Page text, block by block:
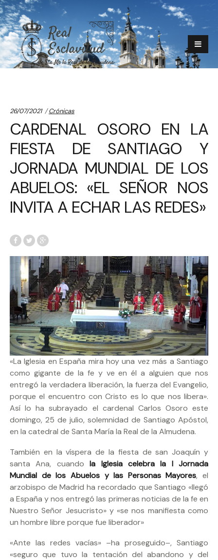
26/07/2021 Categories:
Crónicas
CARDENAL OSORO EN LA
FIESTA DE SANTIAGO Y
JORNADA MUNDIAL DE LOS
ABUELOS: «EL SEÑOR NOS
INVITA A ECHAR LAS REDES»
«La Iglesia en España mira hoy una vez más a Santiago
como gigante de la fe y ve en él a alguien que nos
entregó la verdadera liberación, la fuerza del Evangelio,
porque el encuentro con Cristo es lo que nos libera».
Así lo ha subrayado el cardenal Carlos Osoro este
domingo, 25 de julio, solemnidad de Santiago Apóstol,
en la catedral de Santa María la Real de la Almudena.
También en la víspera de la fiesta de san Joaquín y
santa Ana, cuandola Iglesia celebra la I Jornada
Mundial de los Abuelos y las Personas Mayores, el
arzobispo de Madrid ha recordado que Santiago «llegó
a España y nos entregó las primeras noticias de la fe en
Nuestro Señor Jesucristo» y «se nos manifiesta como
un hombre libre porque fue liberador»
«Ante las redes vacías» –ha proseguido–, Santiago
«seguro que tuvo la tentación del abandono y del